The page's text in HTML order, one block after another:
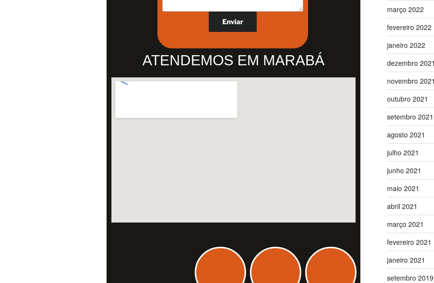
ATENDEMOS EM MARABÁ
março 2022
fevereiro 2022
janeiro 2022
dezembro
novembro
outubro 2021
setembro 2021
agosto 2021
julho 2021
junho 2021
maio 2021
abril 2021
março 2021
fevereiro 2021
janeiro 2021
setembro 2019